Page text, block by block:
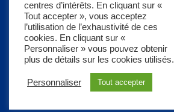
À PROPOS
Un concept pratique
Mentions légales
centres d’intérêts. En cliquant sur «
Tout accepter », vous acceptez
l’utilisation de l’exhaustivité de ces
cookies. En cliquant sur «
Personnaliser » vous pouvez obtenir
plus de détails sur les cookies utilisés.
Personnaliser Tout accepter